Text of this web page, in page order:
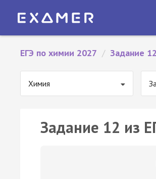
ЕГЭ по химии 2027 / Задание 12
Химия
Задание 12 из